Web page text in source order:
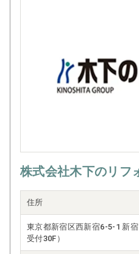
株式会社木下のリフ
住所
東京都新宿区西新宿6-5-1 新
受付30F）